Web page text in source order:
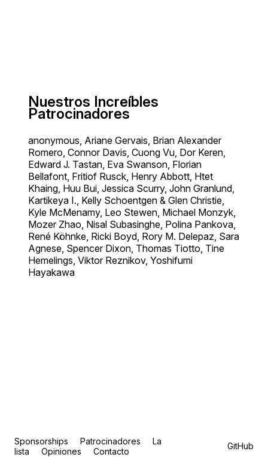
Nuestros Increíbles
Patrocinadores
anonymous, Ariane Gervais, Brian Alexander
Romero, Connor Davis, Cuong Vu, Dor Keren,
Edward J. Tastan, Eva Swanson, Florian
Bellafont, Fritiof Rusck, Henry Abbott, Htet
Khaing, Huu Bui, Jessica Scurry, John Granlund,
Kartikeya I., Kelly Schoentgen & Glen Christie,
Kyle McMenamy, Leo Stewen, Michael Monzyk,
Mozer Zhao, Nisal Subasinghe, Polina Pankova,
René Köhnke, Ricki Boyd, Rory M. Delepaz, Sara
Agnese, Spencer Dixon, Thomas Tiotto, Tine
Hemelings, Viktor Reznikov, Yoshifumi
Hayakawa
Sponsorships Patrocinadores
La
lista
Opiniones Contacto GitHub